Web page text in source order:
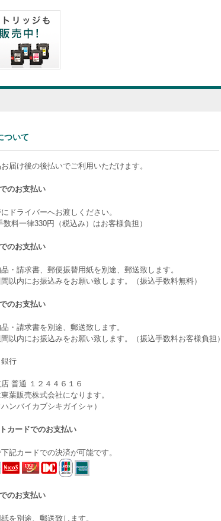
ついて
届け後の後払いでご利用いただけます。
のお支払い
ドライバーへお渡しください。
数料一律330円（税込み）はお客様負担）
のお支払い
・請求書、郵便振替用紙を別途、郵送致します。
以内にお振込みをお願い致します。（振込手数料無料）
のお支払い
・請求書を別途、郵送致します。
以内にお振込みをお願い致します。（振込手数料お客様負担）
行
普通 １２４４６１６
葉販売株式会社になります。
ハンバイカブシキガイシャ）
カードでのお支払い
記カードでの決済が可能です。
のお支払い
を別途、郵送致します。